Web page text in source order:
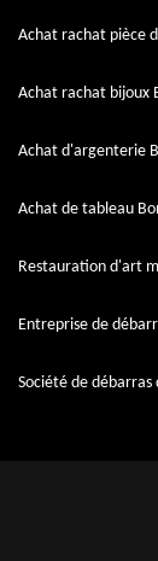
Achat rachat pièce
Achat rachat bijoux
Achat d'argenterie
Achat de tableau
Restauration d'art
Entreprise de
Société de